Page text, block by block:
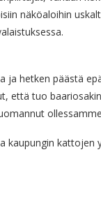
näköaloihin
ja hetken päästä
että tuo
kaupungin kattojen